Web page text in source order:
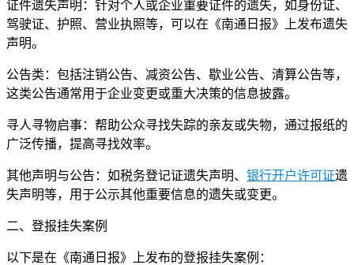
证件遗失声明：针对个人或企业重要证件的遗失，如身份证、
驾驶证、护照、营业执照等，可以在《南通日报》上发布遗失
声明。
公告类：包括注销公告、减资公告、歇业公告、清算公告等，
这类公告通常用于企业变更或重大决策的信息披露。
寻人寻物启事：帮助公众寻找失踪的亲友或失物，通过报纸的
广泛传播，提高寻找效率。
其他声明与公告：如税务登记证遗失声明、 银行开户许可证遗
失声明等，用于公示其他重要信息的遗失或变更。
二、登报挂失案例
以下是在《南通日报》上发布的登报挂失案例：